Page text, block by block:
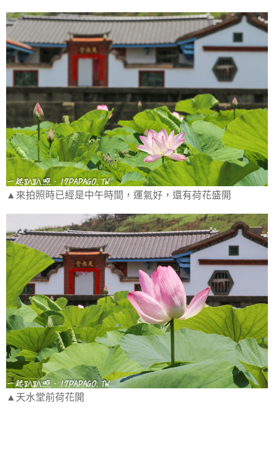
▲來拍照時已經是中午時間，運氣好，還有荷花盛開
▲天水堂前荷花開